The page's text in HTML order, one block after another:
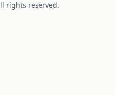
rights reserved.